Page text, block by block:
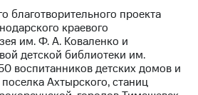
благотворительного проекта
краевого
им. Ф. А. Коваленко и
детской библиотеки им.
воспитанников детских домов и
Ахтырского, станиц